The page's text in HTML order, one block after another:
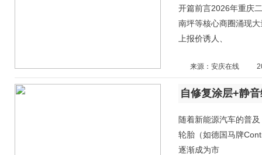
开篇前言2026年重庆
南坪等核心商圈涌现
上报价诱人、
来源：安庆在线
随着新能源汽车的普
轮胎（如德国马牌
逐渐成为市